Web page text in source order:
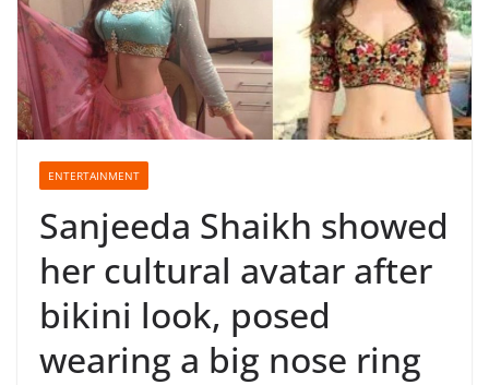
ENTERTAINMENT
Sanjeeda Shaikh showed
her cultural avatar after
bikini look, posed
wearing a big nose ring